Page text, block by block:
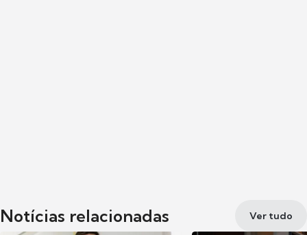
Notícias relacionadas Ver tudo